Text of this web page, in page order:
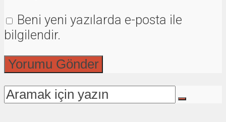
Beni yeni yazılarda e-posta ile
bilgilendir.